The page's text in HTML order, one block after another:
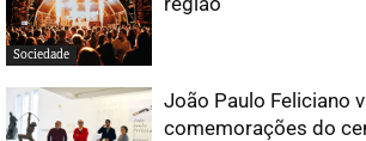
Sociedade
João Paulo Feliciano
comemorações do